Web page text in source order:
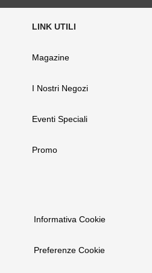
Magazine
I Nostri Negozi
Eventi Speciali
Promo
Informativa Cookie
Preferenze Cookie